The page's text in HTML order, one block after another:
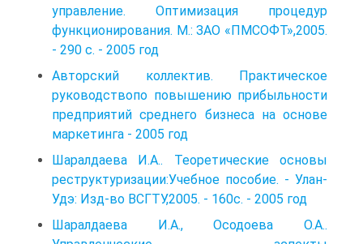
управление. Оптимизация процедур
функционирования. М.: ЗАО «ПМСОФТ»,2005.
- 290 с. - 2005 год
Авторский коллектив. Практическое
руководствопо повышению прибыльности
предприятий среднего бизнеса на основе
маркетинга - 2005 год
Шаралдаева И.А.. Теоретические основы
реструктуризации:Учебное пособие. - Улан-
Удэ: Изд-во ВСГТУ,2005. - 160с. - 2005 год
Шаралдаева И.А., Осодоева О.А..